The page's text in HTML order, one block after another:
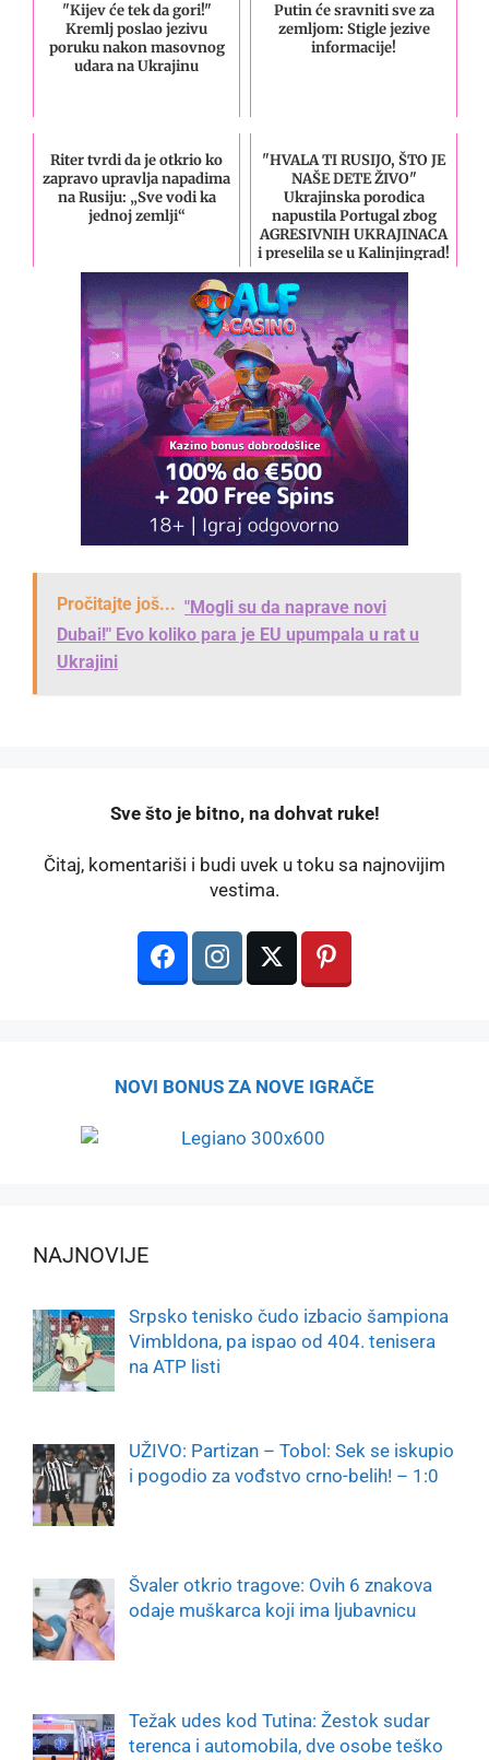
"Kijev će tek da gori!"
Kremlj poslao jezivu
poruku nakon masovnog
udara na Ukrajinu
Putin će sravniti sve za
zemljom: Stigle jezive
informacije!
Riter tvrdi da je otkrio ko
zapravo upravlja napadima
na Rusiju: „Sve vodi ka
jednoj zemlji“
"HVALA TI RUSIJO, ŠTO JE
NAŠE DETE ŽIVO"
Ukrajinska porodica
napustila Portugal zbog
AGRESIVNIH UKRAJINACA
i preselila se u Kalinjingrad!
(FOTO)
Pročitajte još... "Mogli su da naprave novi
Dubai!" Evo koliko para je EU upumpala u rat u
Ukrajini
️Sve što je bitno, na dohvat ruke!
Čitaj, komentariši i budi uvek u toku sa najnovijim
vestima.
NOVI BONUS ZA NOVE IGRAČE
NAJNOVIJE
Srpsko tenisko čudo izbacio šampiona
Vimbldona, pa ispao od 404. tenisera
na ATP listi
UŽIVO: Partizan – Tobol: Sek se iskupio
i pogodio za vođstvo crno-belih! – 1:0
Švaler otkrio tragove: Ovih 6 znakova
odaje muškarca koji ima ljubavnicu
Težak udes kod Tutina: Žestok sudar
terenca i automobila, dve osobe teško